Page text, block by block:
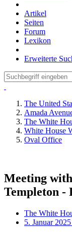
Artikel
Seiten
Forum
Lexikon
Erweiterte
The United
Amada
The White
White House
Oval Office
Meeting
Templeton -
The White
5. Januar